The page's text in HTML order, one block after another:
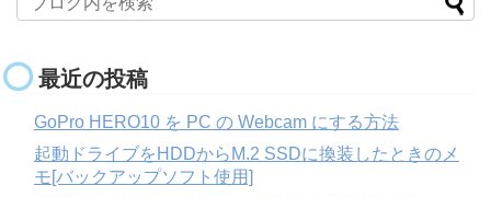
最近の投稿
GoPro HERO10 を PC の Webcam にする方法
起動ドライブをHDDからM.2 SSDに換装したときのメ
モ[バックアップソフト使用]